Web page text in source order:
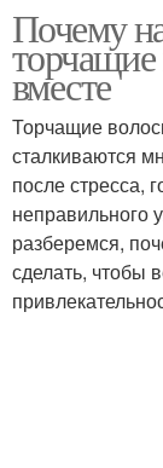
Почему
торчащие
вместе
Торчащие
сталкиваются
после стресса,
неправильного
разберемся,
сделать, чтобы